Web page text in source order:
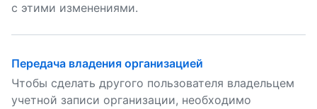
с этими изменениями.
Передача владения организацией
Чтобы сделать другого пользователя владельцем
учетной записи организации, необходимо